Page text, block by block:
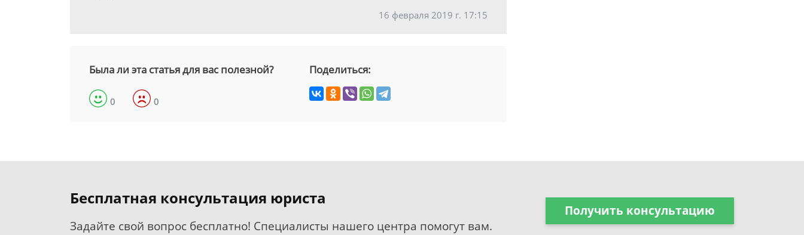
16 февраля 2019 г. 17:15
Была ли эта статья для вас полезной?
0 0
Поделиться:
Бесплатная консультация юриста
Задайте свой вопрос бесплатно! Специалисты нашего центра помогут вам.
Получить консультацию